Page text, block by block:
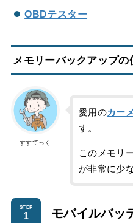
OBDテスター
メモリーバックアップの
すすてっく
愛用のカー
す。
このメモリ
が非常に少
STEP モバイルバッ